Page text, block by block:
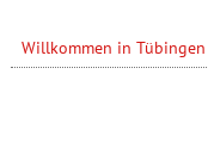
Willkommen in Tübingen